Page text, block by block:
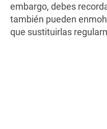
embargo, debes
también pueden
que sustituirlas